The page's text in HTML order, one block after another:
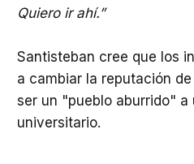
Quiero ir ahí.”
Santisteban cree que los
a cambiar la reputación
ser un "pueblo aburrido"
universitario.